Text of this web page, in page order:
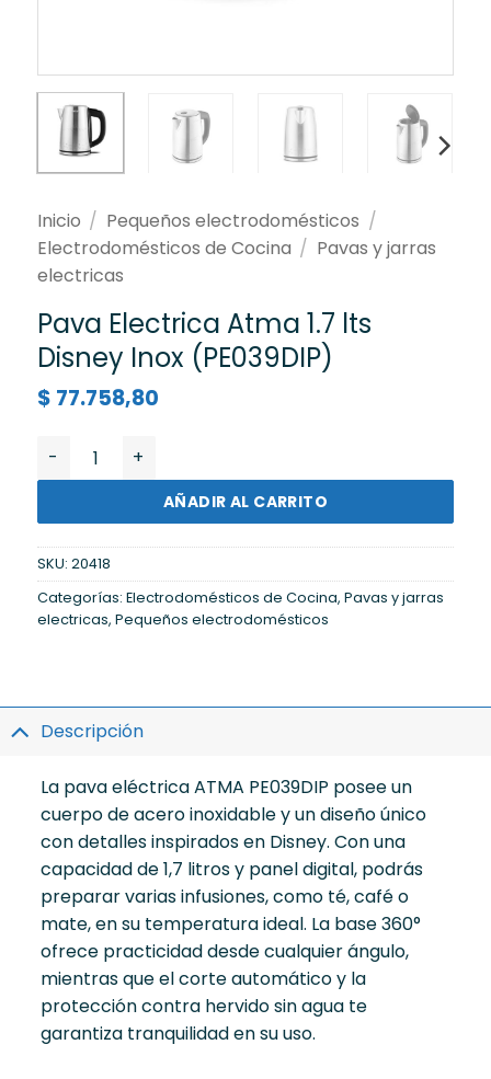
Inicio / Pequeños electrodomésticos /
Electrodomésticos de Cocina / Pavas y jarras
electricas
Pava Electrica Atma 1.7 lts
Disney Inox (PE039DIP)
$ 77.758,80
Pava Electrica Atma 1.7 lts Disney Inox (PE039DIP)
AÑADIR AL CARRITO
SKU: 20418
Categorías: Electrodomésticos de Cocina, Pavas y jarras
electricas, Pequeños electrodomésticos
Descripción
La pava eléctrica ATMA PE039DIP posee un
cuerpo de acero inoxidable y un diseño único
con detalles inspirados en Disney. Con una
capacidad de 1,7 litros y panel digital, podrás
preparar varias infusiones, como té, café o
mate, en su temperatura ideal. La base 360°
ofrece practicidad desde cualquier ángulo,
mientras que el corte automático y la
protección contra hervido sin agua te
garantiza tranquilidad en su uso.